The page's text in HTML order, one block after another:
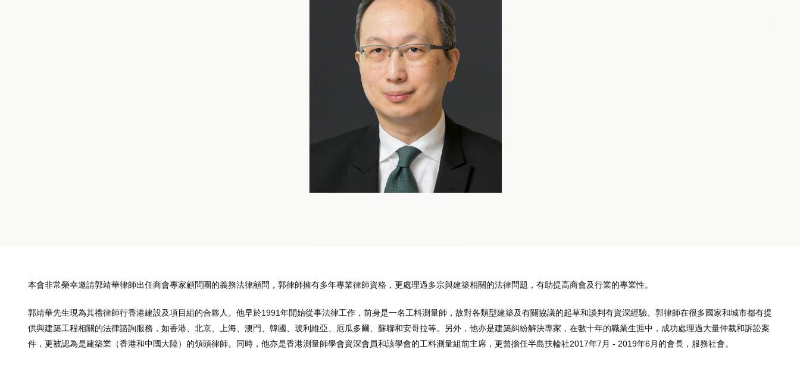
本會非常榮幸邀請郭靖華律師出任商會專家顧問團的義務法律顧問，郭律師擁有多年專業律師資格，更處理過多宗與建築相關的法律問題，有助提高商會及行業的專業性。
郭靖華先生現為其禮律師行香港建設及項目組的合夥人。他早於1991年開始從事法律工作，前身是一名工料測量師，故對各類型建築及有關協議的起草和談判有資深經驗。郭律師在很多國家和城市都有提
供與建築工程相關的法律諮詢服務，如香港、北京、上海、澳門、韓國、玻利維亞、厄瓜多爾、蘇聯和安哥拉等。另外，他亦是建築糾紛解決專家，在數十年的職業生涯中，成功處理過大量仲裁和訴訟案
件，更被認為是建築業（香港和中國大陸）的領頭律師。同時，他亦是香港測量師學會資深會員和該學會的工料測量組前主席，更曾擔任半島扶輪社2017年7月 - 2019年6月的會長，服務社會。